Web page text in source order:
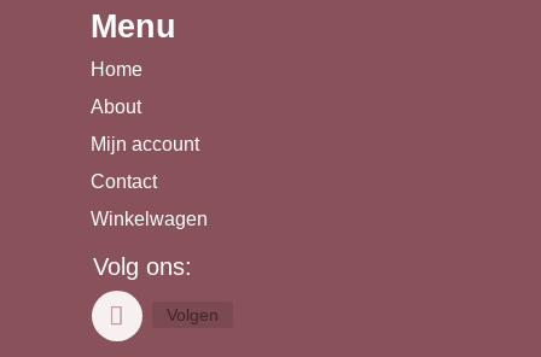
Menu
Home
About
Mijn account
Contact
Winkelwagen
Volg ons:
Volgen